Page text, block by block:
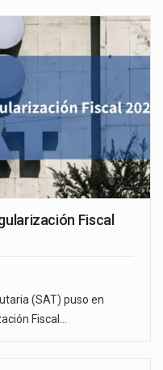
Fiscal
(SAT) puso en
Fiscal…